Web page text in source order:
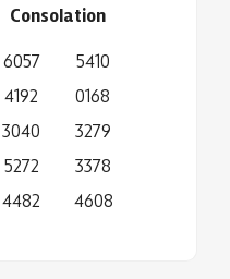
Consolation
6057
4192
3040
5272
4482
5410
0168
3279
3378
4608